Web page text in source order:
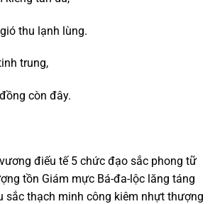
thu lạnh lùng.
trung,
còn đây.
điếu tế 5 chức đạo sắc phong tữ
tồn Giám mực Bá-đa-lộc lăng táng
sắc thạch minh công kiêm nhựt thượng